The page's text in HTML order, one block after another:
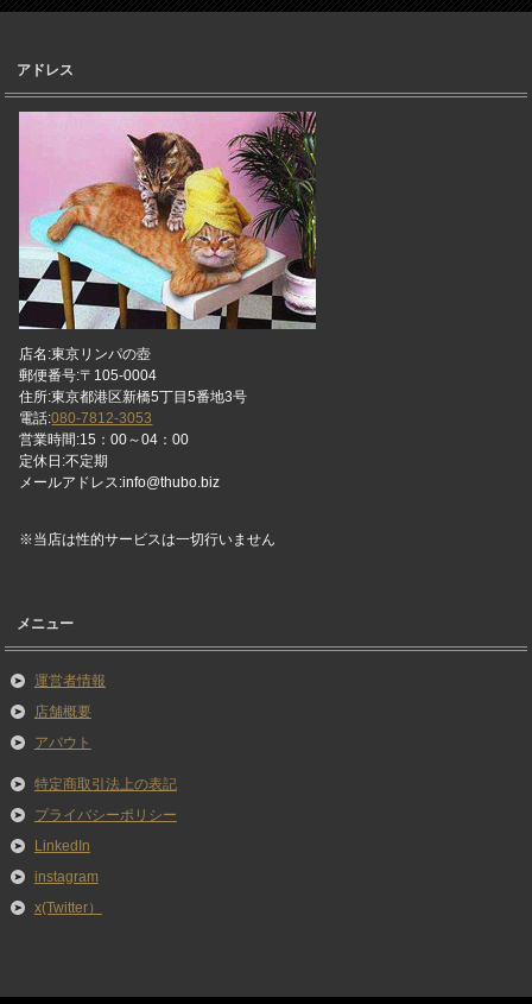
アドレス
店名:東京リンパの壺
郵便番号:〒105-0004
住所:東京都港区新橋5丁目5番地3号
電話:080-7812-3053
営業時間:15：00～04：00
定休日:不定期
メールアドレス:info@thubo.biz
※当店は性的サービスは一切行いません
メニュー
運営者情報
店舗概要
アバウト
特定商取引法上の表記
プライバシーポリシー
LinkedIn
instagram
x(Twitter）